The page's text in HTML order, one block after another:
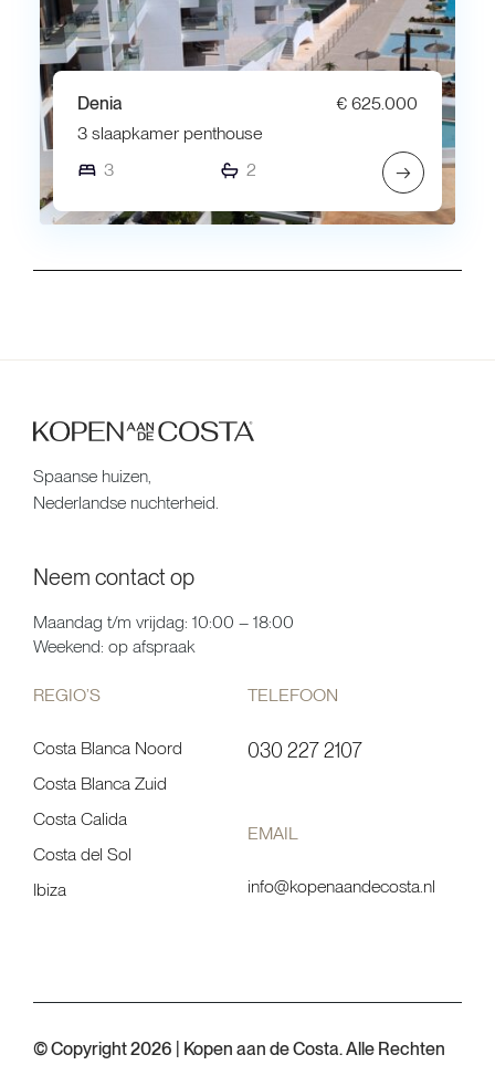
Denia
€ 625.000
3 slaapkamer penthouse
3
2 →
Spaanse huizen,
Nederlandse nuchterheid.
Neem contact op
Maandag t/m vrijdag: 10:00 – 18:00
Weekend: op afspraak
REGIO’S
Costa Blanca Noord
Costa Blanca Zuid
Costa Calida
Costa del Sol
Ibiza
TELEFOON
030 227 2107
EMAIL
info@kopenaandecosta.nl
© Copyright 2026 | Kopen aan de Costa. Alle Rechten